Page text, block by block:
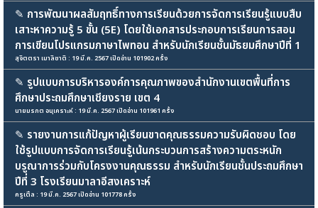
✎ การพัฒนาผลสัมฤทธิ์ทางการเรียนด้วยการจัดการเรียนรู้แบบสืบ
เสาะหาความรู้ 5 ขั้น (5E) โดยใช้เอกสารประกอบการเรียนการสอน
การเขียนโปรแกรมภาษาไพทอน สำหรับนักเรียนชั้นมัธยมศึกษาปีที่ 1
สุจิตตรา เมาลิชาติ : 19 มี.ค. 2567 เปิดอ่าน 101902 ครั้ง
✎ รูปแบบการบริหารองค์การคุณภาพของสำนักงานเขตพื้นที่การ
ศึกษาประถมศึกษาเชียงราย เขต 4
นายมรกต อนุเคราะห์ : 19 มี.ค. 2567 เปิดอ่าน 101961 ครั้ง
✎ รายงานการแก้ปัญหาผู้เรียนขาดคุณธรรมความรับผิดชอบ โดย
ใช้รูปแบบการจัดการเรียนรู้เน้นกระบวนการสร้างความตระหนัก
บรูณาการร่วมกับโครงงานคุณธรรม สำหรับนักเรียนชั้นประถมศึกษา
ปีที่ 3 โรงเรียนมาลาอีสงเคราะห์
ครูเติ้ล : 19 มี.ค. 2567 เปิดอ่าน 101778 ครั้ง